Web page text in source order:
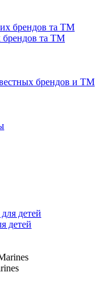
брендов та ТМ
брендов и ТМ
детей